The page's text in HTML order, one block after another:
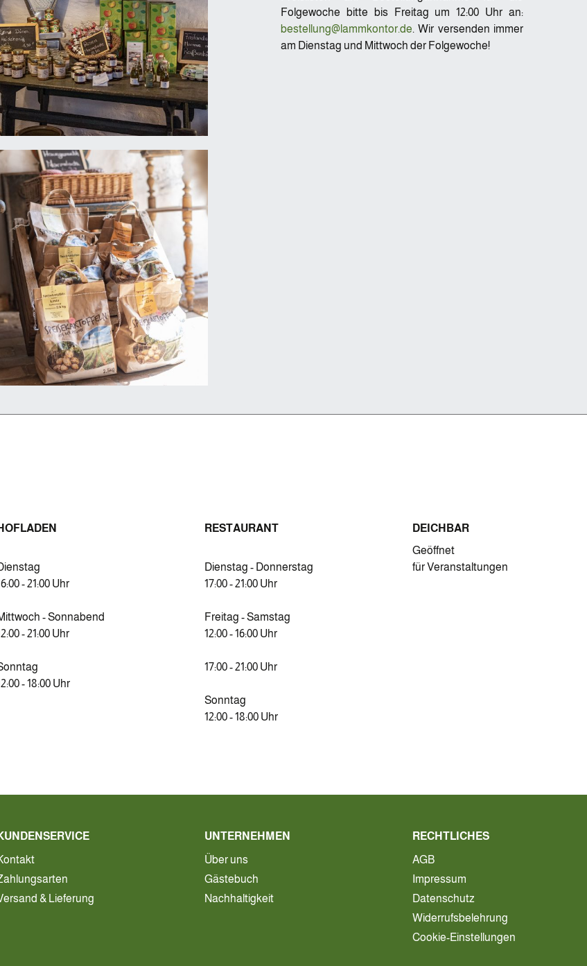
Folgewoche bitte bis Freitag um 12:00 Uhr an:
bestellung@lammkontor.de. Wir versenden immer
am Dienstag und Mittwoch der Folgewoche!
- 21:00 Uhr
- Sonnabend
- 21:00 Uhr
- 18:00 Uhr
RESTAURANT
Dienstag - Donnerstag
17:00 - 21:00 Uhr
Freitag - Samstag
12:00 - 16:00 Uhr
17:00 - 21:00 Uhr
Sonntag
12:00 - 18:00 Uhr
DEICHBAR
Geöffnet
für Veranstaltungen
& Lieferung
UNTERNEHMEN
Über uns
Gästebuch
Nachhaltigkeit
RECHTLICHES
AGB
Impressum
Datenschutz
Widerrufsbelehrung
Cookie-Einstellungen